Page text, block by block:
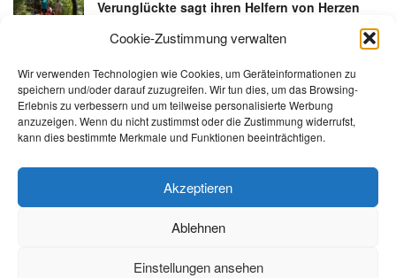
Cookie-Zustimmung verwalten
Wir verwenden Technologien wie Cookies, um Geräteinformationen zu
speichern und/oder darauf zuzugreifen. Wir tun dies, um das Browsing-
Erlebnis zu verbessern und um teilweise personalisierte Werbung
anzuzeigen. Wenn du nicht zustimmst oder die Zustimmung widerrufst,
kann dies bestimmte Merkmale und Funktionen beeinträchtigen.
Akzeptieren
Ablehnen
Einstellungen ansehen
Verunglückte sagt ihren Helfern von Herzen
3. AUGUST 2026